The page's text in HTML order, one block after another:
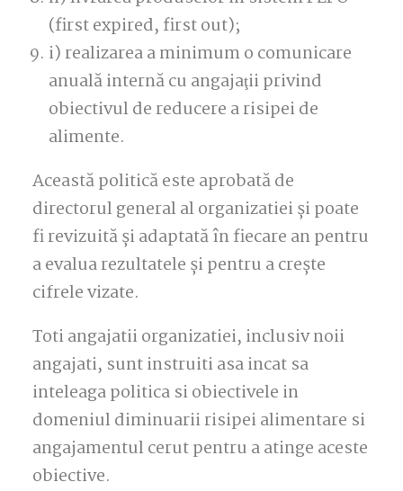
(first expired, first out);
i) realizarea a minimum o comunicare
anuală internă cu angajaţii privind
obiectivul de reducere a risipei de
alimente.
Această politică este aprobată de
directorul general al organizatiei și poate
fi revizuită și adaptată în fiecare an pentru
a evalua rezultatele și pentru a crește
cifrele vizate.
Toti angajatii organizatiei, inclusiv noii
angajati, sunt instruiti asa incat sa
inteleaga politica si obiectivele in
domeniul diminuarii risipei alimentare si
angajamentul cerut pentru a atinge aceste
obiective.